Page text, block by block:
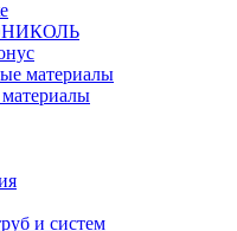
материалы
и систем